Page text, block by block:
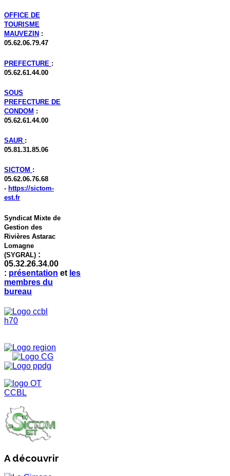
OFFICE DE
TOURISME
MAUVEZIN :
05.62.06.79.47
PREFECTURE :
05.62.61.44.00
SOUS
PREFECTURE DE
CONDOM :
05.62.61.44.00
SAUR :
05.81.31.85.06
SICTOM :
05.62.06.76.68
- https://sictom-
est.fr
Syndicat Mixte de
Gestion des
Rivières Astarac
Lomagne
(SYGRAL) :
05.32.26.34.00
: présentation et les
membres du
bureau
A découvrir